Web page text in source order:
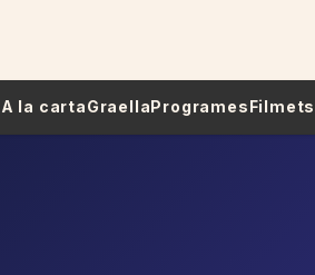
A la cartaGraellaProgramesFilmets